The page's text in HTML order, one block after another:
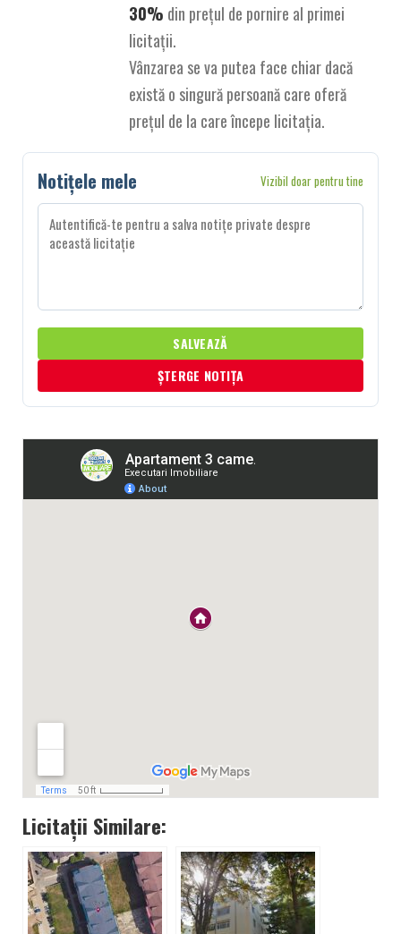
30% din prețul de pornire al primei
licitații.
Vânzarea se va putea face chiar dacă
există o singură persoană care oferă
prețul de la care începe licitația.
Notițele mele Vizibil doar pentru tine
SALVEAZĂ
ȘTERGE NOTIȚA
Licitații Similare: